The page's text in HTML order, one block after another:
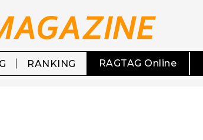
RANKING RAGTAG Online